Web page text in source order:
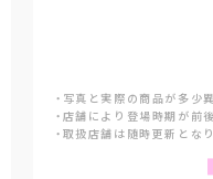
・写真と実際の商品が多少
・店舗により登場時期が前
・取扱店舗は随時更新とな